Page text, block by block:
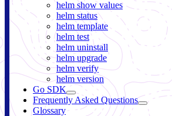
helm show values
helm status
helm template
helm test
helm uninstall
helm upgrade
helm verify
helm version
Go SDK
Frequently Asked Questions
Glossary